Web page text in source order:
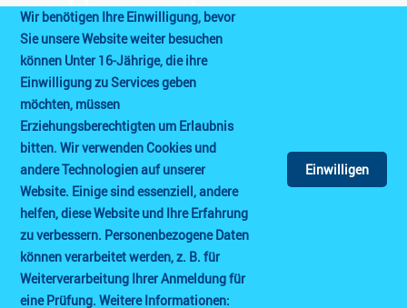
Wir benötigen Ihre Einwilligung, bevor
Sie unsere Website weiter besuchen
können Unter 16-Jährige, die ihre
Einwilligung zu Services geben
möchten, müssen
Erziehungsberechtigten um Erlaubnis
bitten. Wir verwenden Cookies und
andere Technologien auf unserer
Website. Einige sind essenziell, andere
helfen, diese Website und Ihre Erfahrung
zu verbessern. Personenbezogene Daten
können verarbeitet werden, z. B. für
Weiterverarbeitung Ihrer Anmeldung für
eine Prüfung. Weitere Informationen:
Einwilligen
Impressum
Datenschutzerklärung
Prüfungshinweise
AGB
Cookie Einstellungen
© Copyright 2021Sprach-testAll Rights Reserved.